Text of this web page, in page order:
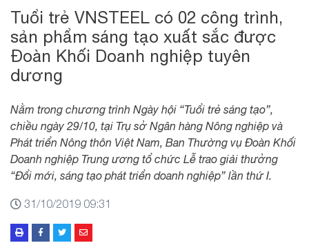
Tuổi trẻ VNSTEEL có 02 công trình,
sản phẩm sáng tạo xuất sắc được
Đoàn Khối Doanh nghiệp tuyên
dương
Nằm trong chương trình Ngày hội “Tuổi trẻ sáng tạo”,
chiều ngày 29/10, tại Trụ sở Ngân hàng Nông nghiệp và
Phát triển Nông thôn Việt Nam, Ban Thường vụ Đoàn Khối
Doanh nghiệp Trung ương tổ chức Lễ trao giải thưởng
“Đổi mới, sáng tạo phát triển doanh nghiệp” lần thứ I.
31/10/2019 09:31